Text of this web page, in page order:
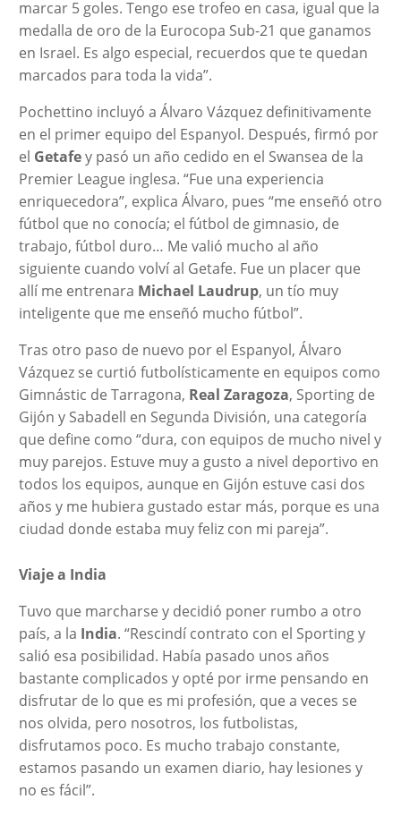
marcar 5 goles. Tengo ese trofeo en casa, igual que la
medalla de oro de la Eurocopa Sub-21 que ganamos
en Israel. Es algo especial, recuerdos que te quedan
marcados para toda la vida”.
Pochettino incluyó a Álvaro Vázquez definitivamente
en el primer equipo del Espanyol. Después, firmó por
el Getafey pasó un año cedido en el Swansea de la
Premier League inglesa. “Fue una experiencia
enriquecedora”, explica Álvaro, pues “me enseñó otro
fútbol que no conocía; el fútbol de gimnasio, de
trabajo, fútbol duro… Me valió mucho al año
siguiente cuando volví al Getafe. Fue un placer que
allí me entrenara Michael Laudrup, un tío muy
inteligente que me enseñó mucho fútbol”.
Tras otro paso de nuevo por el Espanyol, Álvaro
Vázquez se curtió futbolísticamente en equipos como
Gimnástic de Tarragona, Real Zaragoza, Sporting de
Gijón y Sabadell en Segunda División, una categoría
que define como “dura, con equipos de mucho nivel y
muy parejos. Estuve muy a gusto a nivel deportivo en
todos los equipos, aunque en Gijón estuve casi dos
años y me hubiera gustado estar más, porque es una
ciudad donde estaba muy feliz con mi pareja”.
Viaje a India
Tuvo que marcharse y decidió poner rumbo a otro
país, a la India. “Rescindí contrato con el Sporting y
salió esa posibilidad. Había pasado unos años
bastante complicados y opté por irme pensando en
disfrutar de lo que es mi profesión, que a veces se
nos olvida, pero nosotros, los futbolistas,
disfrutamos poco. Es mucho trabajo constante,
estamos pasando un examen diario, hay lesiones y
no es fácil”.